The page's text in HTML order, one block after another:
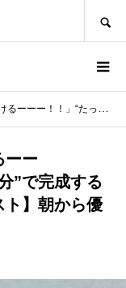
５分”で完成するご褒美【無敵トースト】朝から優勝
ーー
”で完成する
ト】朝から優